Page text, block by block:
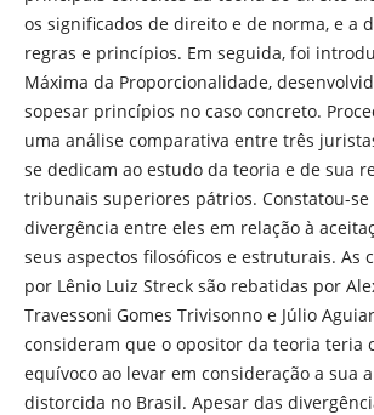
os significados de direito e de norma, e a
regras e princípios. Em seguida, foi
Máxima da Proporcionalidade,
sopesar princípios no caso concreto.
uma análise comparativa entre três
se dedicam ao estudo da teoria e de sua
tribunais superiores pátrios. Constatou-se
divergência entre eles em relação à
seus aspectos filosóficos e estruturais. As
por Lênio Luiz Streck são rebatidas por
Travessoni Gomes Trivisonno e Júlio
consideram que o opositor da teoria teria
equívoco ao levar em consideração a sua
distorcida no Brasil. Apesar das